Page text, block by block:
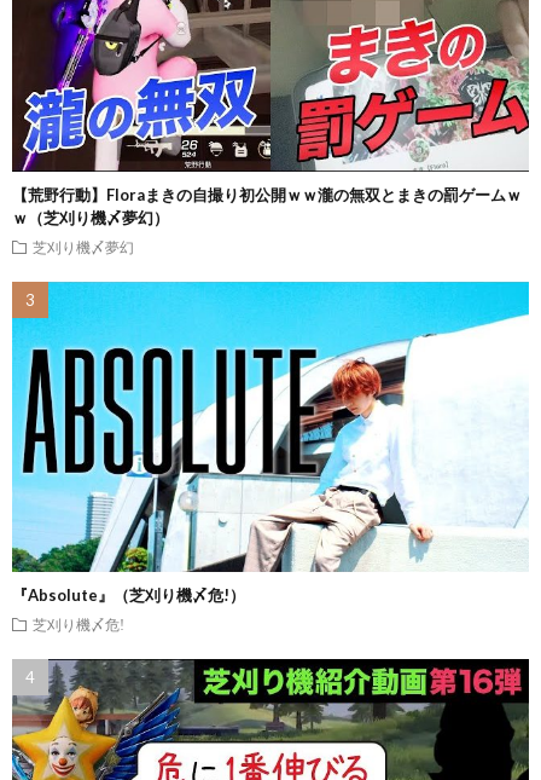
【荒野行動】Floraまきの自撮り初公開ｗｗ瀧の無双とまきの罰ゲームｗ
ｗ（芝刈り機〆夢幻）
芝刈り機〆夢幻
『Absolute』（芝刈り機〆危!）
芝刈り機〆危!